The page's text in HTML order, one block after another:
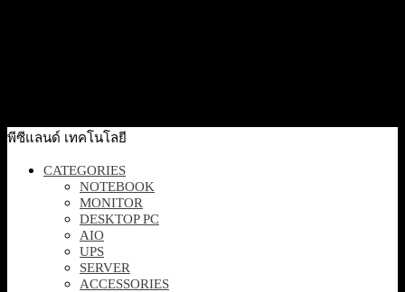
พีซีแลนด์ เทคโนโลยี
CATEGORIES
NOTEBOOK
MONITOR
DESKTOP PC
AIO
UPS
SERVER
ACCESSORIES